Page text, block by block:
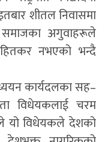
शीतल निवासमा
समाजका अगुवाहरूले
नभएको भन्दै
कार्यदलका सह–
विधेयकलाई चरम
यो विधेयकले देशको